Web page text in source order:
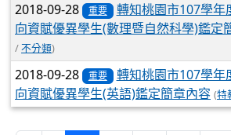
2018-09-28 重要
轉知桃園市107學年
向資賦優異學生(數理暨自然科學)鑑定
/不分類)
2018-09-28 重要
轉知桃園市107學年
向資賦優異學生(英語)鑑定簡章內容 (特